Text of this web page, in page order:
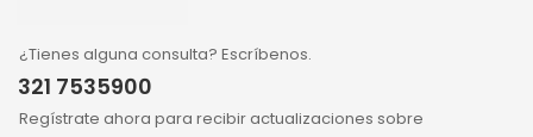
¿Tienes alguna consulta? Escríbenos.
321 7535900
Regístrate ahora para recibir actualizaciones sobre